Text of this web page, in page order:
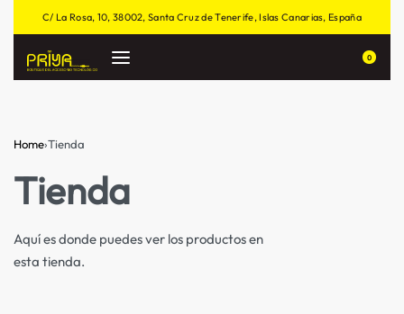
C/ La Rosa, 10, 38002, Santa Cruz de Tenerife, Islas Canarias, España
0
Home›Tienda
Tienda
Aquí es donde puedes ver los productos en
esta tienda.